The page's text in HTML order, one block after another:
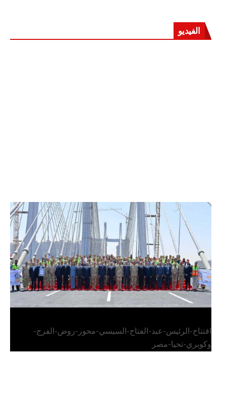
الفيديو
الرئيس عبد الفتاح السيسي يفتتح محور روض الفرج
وكوبري تحيا مصر
افتتاح-الرئيس-عبد-الفتاح-السيسي-محور-روض-الفرج-
وكوبري-تحيا-مصر